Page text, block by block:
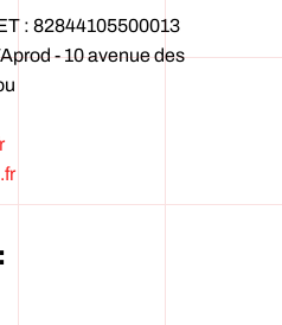
: 82844105500013
- 10 avenue des